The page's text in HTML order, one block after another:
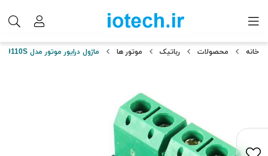
خانه محصولات رباتیک موتور ها ماژول درایور موتور مدل L9110S